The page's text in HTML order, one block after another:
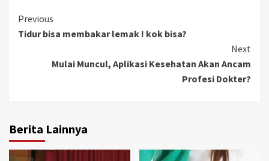
Continue
Reading
Previous
Tidur bisa membakar lemak ! kok bisa?
Next
Mulai Muncul, Aplikasi Kesehatan Akan Ancam
Profesi Dokter?
Berita Lainnya